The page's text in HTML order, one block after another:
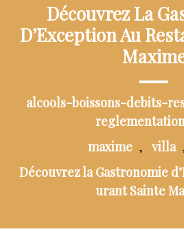
Découvrez La
D’Exception Au
alcools-boissons-debits-
maxime , villa
Découvrez la Gastronomie
urant Sainte